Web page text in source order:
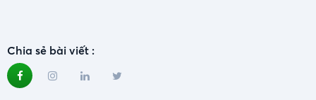
Chia sẻ bài viết :